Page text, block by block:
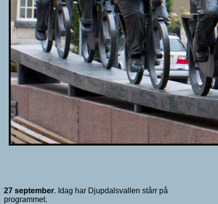
27 september. Idag har Djupdalsvallen stårr på
programmet.